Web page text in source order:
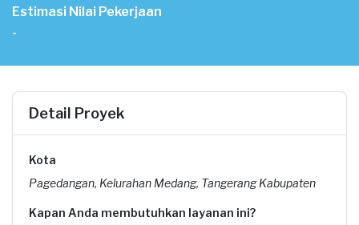
Estimasi Nilai Pekerjaan
-
Detail Proyek
Kota
Pagedangan, Kelurahan Medang, Tangerang Kabupaten
Kapan Anda membutuhkan layanan ini?